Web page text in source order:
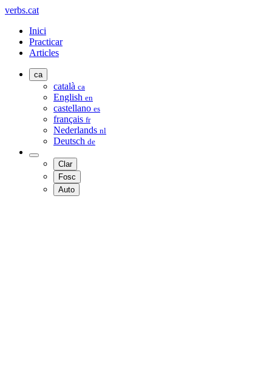
verbs.cat
Inici
Practicar
Articles
ca
català ca
English en
castellano es
français fr
Nederlands nl
Deutsch de
Clar
Fosc
Auto